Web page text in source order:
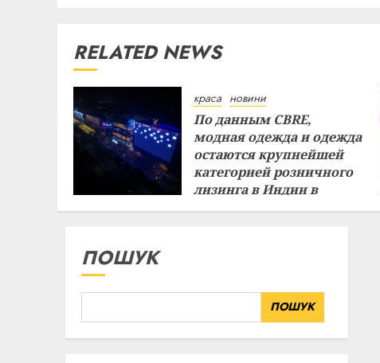
RELATED NEWS
краса новини
По данным CBRE,
модная одежда и одежда
остаются крупнейшей
категорией розничного
лизинга в Индии в
первом полугодии
ПОШУК
ПОШУК